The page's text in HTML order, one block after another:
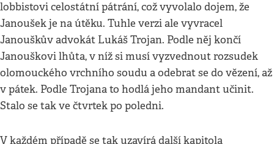
lobbistovi celostátní pátrání, což vyvolalo dojem, že
Janoušek je na útěku. Tuhle verzi ale vyvracel
Janouškův advokát Lukáš Trojan. Podle něj končí
Janouškovi lhůta, v níž si musí vyzvednout rozsudek
olomouckého vrchního soudu a odebrat se do vězení, až
v pátek. Podle Trojana to hodlá jeho mandant učinit.
Stalo se tak ve čtvrtek po poledni.
V každém případě se tak uzavírá další kapitola